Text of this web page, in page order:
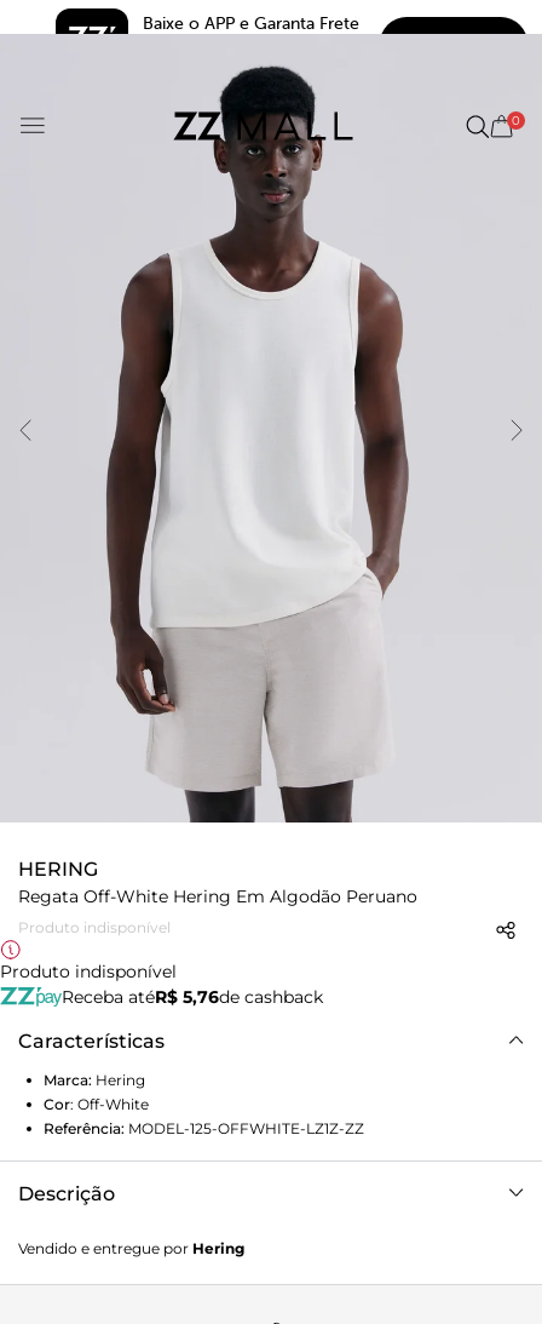
Baixe o APP e Garanta Frete
5.0
0
HERING
Regata Off-White Hering Em Algodão Peruano
Produto indisponível
Produto indisponível
Receba atéR$ 5,76de cashback
Características
Marca: Hering
Cor: Off-White
Referência: MODEL-125-OFFWHITE-LZ1Z-ZZ
Descrição
conforto e durabilidade superiores, além de toque suave na
pele.Detalhes da peça:Algodão peruanoModelagem
Vendido e entregue por Hering